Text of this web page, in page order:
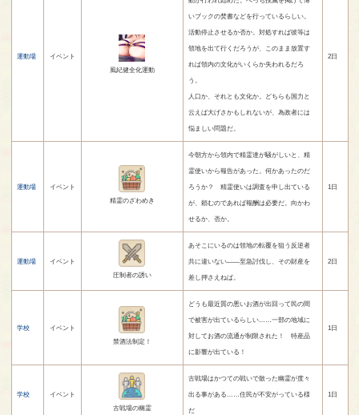
運動場
イベント
風紀健全化運動
いブックの焚書などを行っているらしい。
活動停止させるか否か。対処すれば彼等は
領地を出て行くだろうが、このまま放置す
れば領内の文化がいくらか失われるだろ
う。
人口か、それとも文化か。どちらも国力と
云えば大げさかもしれないが、為政者には
悩ましい問題だ。
2日
運動場
イベント
精霊のざわめき
今朝方から領内で精霊達が騒がしいと、精
霊使いから報告があった。何かあったのだ
ろうか？ 精霊使いは調査を申し出ている
が、頼むのであれば報酬は必要だ。向かわ
せるか、否か。
1日
運動場
イベント
圧制者の誘い
あそこにいるのは領地の転覆を狙う反逆者
共に違いない――至急討伐し、その財産を
差し押さえねば。
2日
学校
イベント
禁酒法制定！
どうも最近質の悪いお酒が出回って民の間
で被害が出ているらしい……一部の地域に
対してお酒の流通が制限された！ 特産品
に影響が出ている！
1日
学校
イベント
古戦場の幽霊
古戦場はかつての戦いで散った幽霊が度々
出る事がある……住民が不安がっている様
だ
1日